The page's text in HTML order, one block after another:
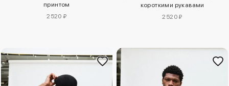
принтом
2520 ₽
короткими рукавами
2520 ₽